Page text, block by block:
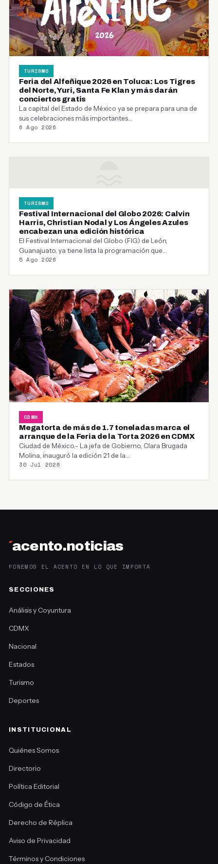
TURISMO
Feria del Alfeñique 2026 en Toluca: Los Tigres
del Norte, Yuri, Santa Fe Klan y más darán
conciertos gratis
La capital del Estado de México ya se prepara para una de
sus celebraciones más importantes…
6 Ago 2026
TURISMO
Festival Internacional del Globo 2026: Calvin
Harris, Christian Nodal y Los Ángeles Azules
encabezan una edición histórica
El Festival Internacional del Globo (FIG) de León,
Guanajuato, ya tiene lista la programación que
acompañará…
5 Ago 2026
CDMX
Megatorta de más de 1.7 toneladas marca el
arranque de la Feria de la Torta 2026 en CDMX
Ciudad de México.- La jefa de Gobierno, Clara Brugada
Molina, inauguró la edición 21 de la…
30 Jul 2026
´acento.noticias
PONEMOS EL ACENTO EN LO QUE IMPORTA
SECCIONES
Análisis y Coyuntura
CDMX
Nacional
Estados
Turismo
Deportes
INSTITUCIONAL
Quiénes Somos
Directorio
Política Editorial
Código de Ética
Derecho de Réplica
Aviso de Privacidad
Términos y Condiciones